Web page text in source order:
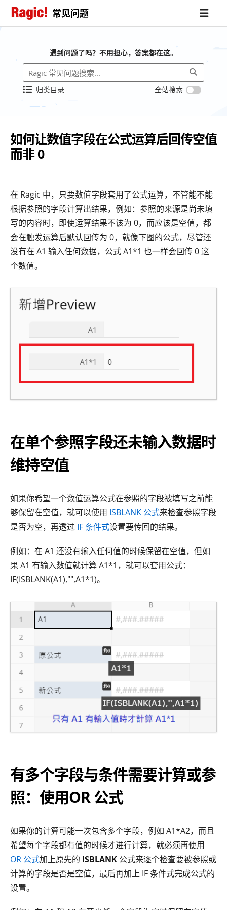
常见问题
遇到问题了吗？不用担心，答案都在这。
归类目录 全站搜索
如何让数值字段在公式运算后回传空值
而非 0
在 Ragic 中，只要数值字段套用了公式运算，不管能不能
根据参照的字段计算出结果，例如：参照的来源是尚未填
写的内容时，即使运算结果不该为 0，而应该是空值，都
会在触发运算后默认回传为 0，就像下图的公式，尽管还
没有在 A1 输入任何数据，公式 A1*1 也一样会回传 0 这
个数值。
在单个参照字段还未输入数据时
维持空值
如果你希望一个数值运算公式在参照的字段被填写之前能
够保留在空值，就可以使用 ISBLANK 公式来检查参照字段
是否为空，再透过 IF 条件式设置要传回的结果。
例如：在 A1 还没有输入任何值的时候保留在空值，但如
果 A1 有输入数值就计算 A1*1，就可以套用公式：
IF(ISBLANK(A1),"",A1*1)。
有多个字段与条件需要计算或参
照：使用OR 公式
如果你的计算可能一次包含多个字段，例如 A1*A2，而且
希望每个字段都有值的时候才进行计算，就必须再使用
OR 公式加上原先的 ISBLANK 公式来逐个检查要被参照或
计算的字段是否是空值，最后再加上 IF 条件式完成公式的
设置。